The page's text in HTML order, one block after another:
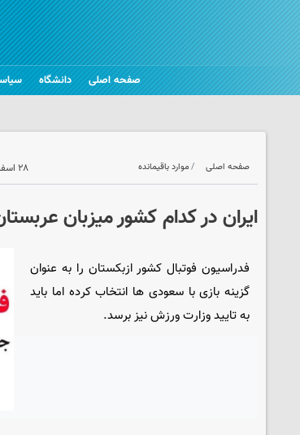
صفحه اصلی دانشگاه
صفحه اصلی موارد باقیمانده ۲۸ اسفند ۱۳۹۴ - ۱۴:۱۳
ایران در کدام کشور میزبان
فدراسیون فوتبال کشور ازبکستان را به عنوان
گزینه بازی با سعودی ها انتخاب کرده اما باید
به تایید وزارت ورزش نیز برسد.